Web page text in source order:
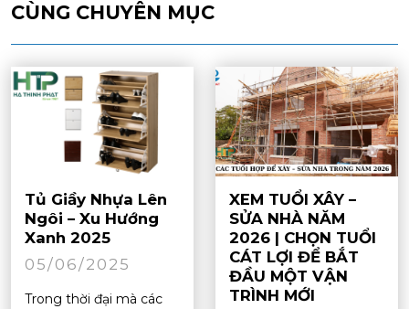
CÙNG CHUYÊN MỤC
Tủ Giầy Nhựa Lên
Ngôi – Xu Hướng
Xanh 2025
05/06/2025
Trong thời đại mà các
XEM TUỔI XÂY –
SỬA NHÀ NĂM
2026 | CHỌN TUỔI
CÁT LỢI ĐỂ BẮT
ĐẦU MỘT VẬN
TRÌNH MỚI